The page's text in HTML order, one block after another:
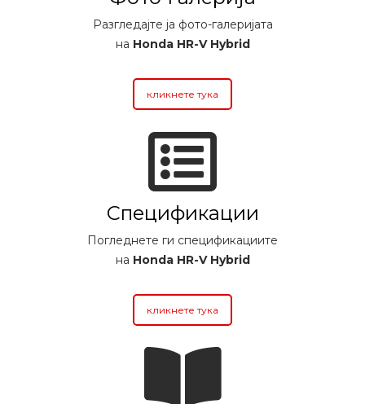
Разгледајте ја фото-галеријата
на Honda HR-V Hybrid
кликнете тука
Спецификации
Погледнете ги спецификациите
на Honda HR-V Hybrid
кликнете тука